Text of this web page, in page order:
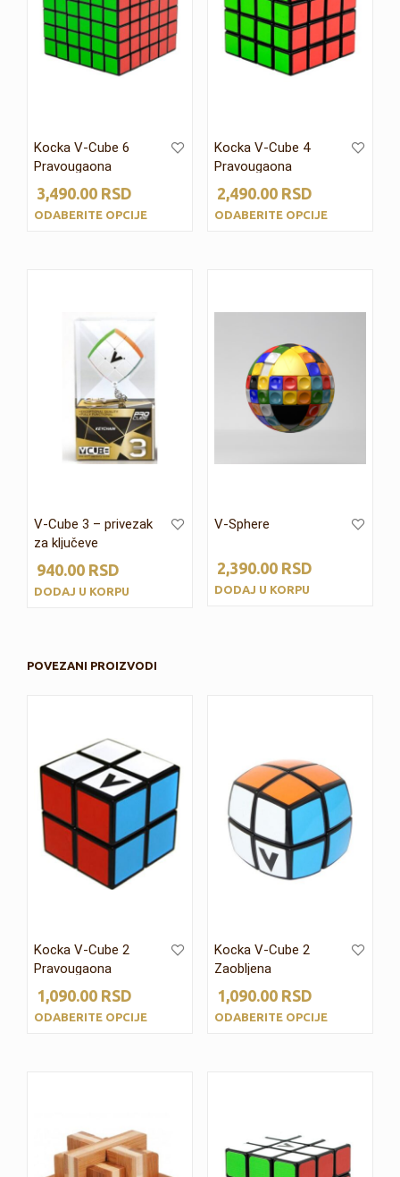
Kocka V-Cube 6
Pravougaona
3,490.00 RSD
ODABERITE OPCIJE
Kocka V-Cube 4
Pravougaona
2,490.00RSD
ODABERITE OPCIJE
V-Cube 3 – privezak
za ključeve
940.00 RSD
DODAJ U KORPU
V-Sphere
2,390.00RSD
DODAJ U KORPU
POVEZANI PROIZVODI
Kocka V-Cube 2
Pravougaona
1,090.00 RSD
ODABERITE OPCIJE
Kocka V-Cube 2
Zaobljena
1,090.00RSD
ODABERITE OPCIJE